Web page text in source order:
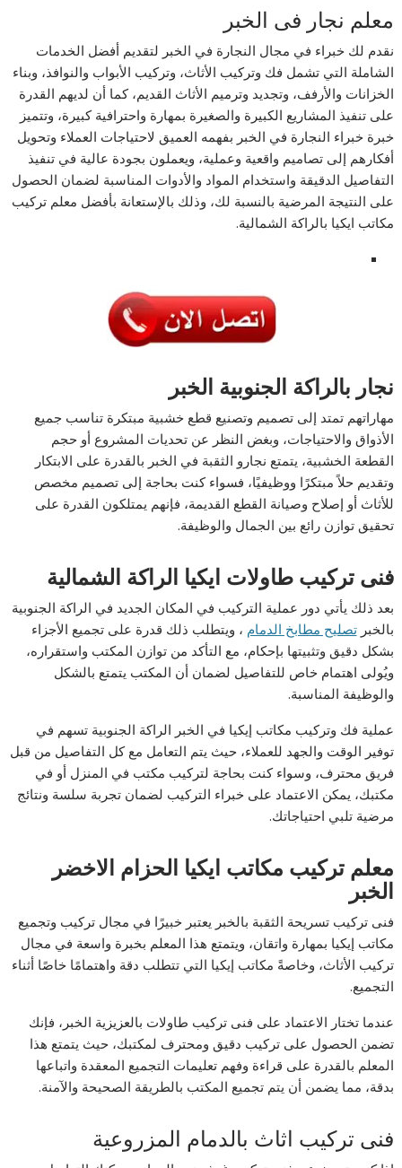
معلم نجار فى الخبر
نقدم لك خبراء في مجال النجارة في الخبر لتقديم أفضل الخدمات
الشاملة التي تشمل فك وتركيب الأثاث، وتركيب الأبواب والنوافذ، وبناء
الخزانات والأرفف، وتجديد وترميم الأثاث القديم، كما أن لديهم القدرة
على تنفيذ المشاريع الكبيرة والصغيرة بمهارة واحترافية كبيرة، وتتميز
خبرة خبراء النجارة في الخبر بفهمه العميق لاحتياجات العملاء وتحويل
أفكارهم إلى تصاميم واقعية وعملية، ويعملون بجودة عالية في تنفيذ
التفاصيل الدقيقة واستخدام المواد والأدوات المناسبة لضمان الحصول
على النتيجة المرضية بالنسبة لك، وذلك بالإستعانة بأفضل معلم تركيب
مكاتب ايكيا بالراكة الشمالية.
نجار بالراكة الجنوبية الخبر
مهاراتهم تمتد إلى تصميم وتصنيع قطع خشبية مبتكرة تناسب جميع
الأذواق والاحتياجات، وبغض النظر عن تحديات المشروع أو حجم
القطعة الخشبية، يتمتع نجارو الثقبة في الخبر بالقدرة على الابتكار
وتقديم حلاً مبتكرًا ووظيفيًا، فسواء كنت بحاجة إلى تصميم مخصص
للأثاث أو إصلاح وصيانة القطع القديمة، فإنهم يمتلكون القدرة على
تحقيق توازن رائع بين الجمال والوظيفة.
فنى تركيب طاولات ايكيا الراكة الشمالية
بعد ذلك يأتي دور عملية التركيب في المكان الجديد في الراكة الجنوبية
بالخبرتصليح مطابخ الدمام ، ويتطلب ذلك قدرة على تجميع الأجزاء
بشكل دقيق وتثبيتها بإحكام، مع التأكد من توازن المكتب واستقراره،
ويُولى اهتمام خاص للتفاصيل لضمان أن المكتب يتمتع بالشكل
والوظيفة المناسبة.
عملية فك وتركيب مكاتب إيكيا في الخبر الراكة الجنوبية تسهم في
توفير الوقت والجهد للعملاء، حيث يتم التعامل مع كل التفاصيل من قبل
فريق محترف، وسواء كنت بحاجة لتركيب مكتب في المنزل أو في
مكتبك، يمكن الاعتماد على خبراء التركيب لضمان تجربة سلسة ونتائج
مرضية تلبي احتياجاتك.
معلم تركيب مكاتب ايكيا الحزام الاخضر
الخبر
فنى تركيب تسريحة الثقبة بالخبر يعتبر خبيرًا في مجال تركيب وتجميع
مكاتب إيكيا بمهارة واتقان، ويتمتع هذا المعلم بخبرة واسعة في مجال
تركيب الأثاث، وخاصةً مكاتب إيكيا التي تتطلب دقة واهتمامًا خاصًا أثناء
التجميع.
عندما تختار الاعتماد على فنى تركيب طاولات بالعزيزية الخبر، فإنك
تضمن الحصول على تركيب دقيق ومحترف لمكتبك، حيث يتمتع هذا
المعلم بالقدرة على قراءة وفهم تعليمات التجميع المعقدة واتباعها
بدقة، مما يضمن أن يتم تجميع المكتب بالطريقة الصحيحة والآمنة.
فنى تركيب اثاث بالدمام المزروعية